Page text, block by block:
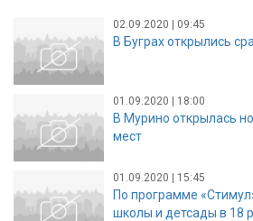
02.09.2020 | 09:45
В Буграх открылись
01.09.2020 | 18:00
В Мурино открылась
мест
01.09.2020 | 15:45
По программе
школы и детсады в 18